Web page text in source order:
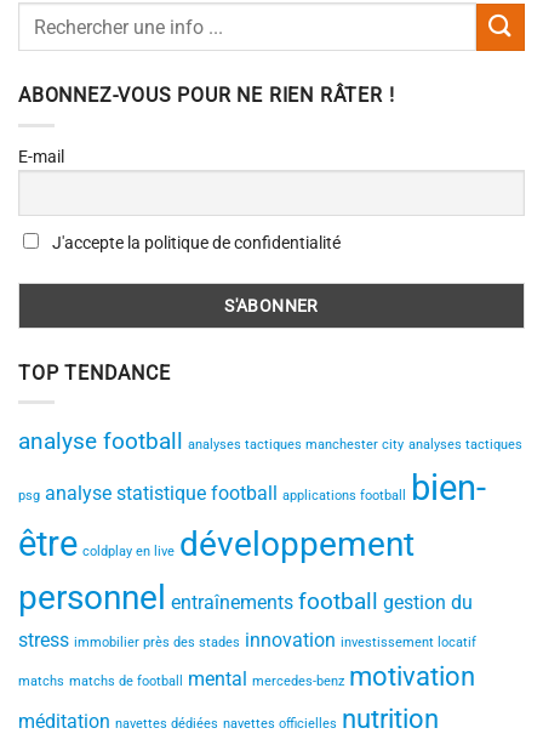
ABONNEZ-VOUS POUR NE RIEN RÂTER !
E-mail
J'accepte la politique de confidentialité
TOP TENDANCE
analyse football analyses tactiques manchester city analyses tactiques
psg analyse statistique football applications football
bien-
être coldplay en live développement
personnel
entraînements football gestion du
stress immobilier près des stades innovation investissement locatif
matchs matchs de football mental mercedes-benz motivation
méditation navettes dédiées navettes officielles nutrition